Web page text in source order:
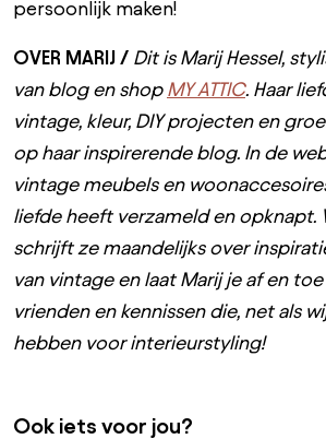
persoonlijk maken!
OVER MARIJ / Dit is Marij Hessel,
van blog en shop MY ATTIC. Haar
vintage, kleur, DIY projecten en
op haar inspirerende blog. In de
vintage meubels en
liefde heeft verzameld en opknapt.
schrijft ze maandelijks over
van vintage en laat Marij je af en
vrienden en kennissen die, net als
hebben voor interieurstyling!
Ook iets voor jou?